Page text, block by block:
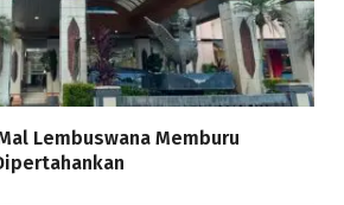
Lembuswana Memburu